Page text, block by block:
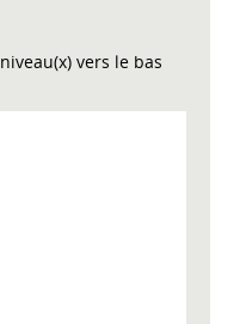
niveau(x) vers le bas